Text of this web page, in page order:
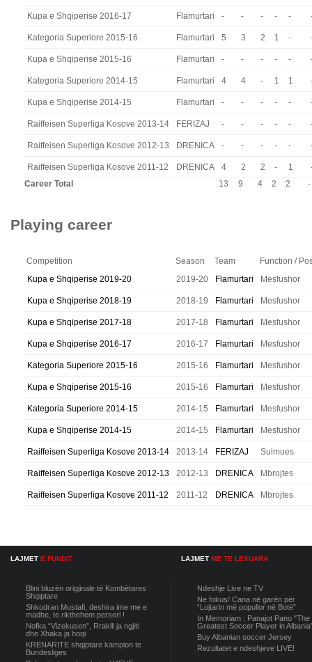
Kupa e Shqiperise 2016-17 Flamurtari - - - - -
Kategoria Superiore 2015-16 Flamurtari 5 3 2 1 -
Kupa e Shqiperise 2015-16 Flamurtari - - - - -
Kategoria Superiore 2014-15 Flamurtari 4 4 - 1 1
Kupa e Shqiperise 2014-15 Flamurtari - - - - -
Raiffeisen Superliga Kosove 2013-14 FERIZAJ - - - - -
Raiffeisen Superliga Kosove 2012-13 DRENICA - - - - -
Raiffeisen Superliga Kosove 2011-12 DRENICA 4 2 2 - 1
Career Total
13 9 4 2 2 -
Playing career
Competition Season Team
Function /
Kupa e Shqiperise 2019-20
2019-20 Flamurtari Mesfushor
Kupa e Shqiperise 2018-19 2018-19 Flamurtari Mesfushor
Kupa e Shqiperise 2017-18 2017-18 Flamurtari Mesfushor
Kupa e Shqiperise 2016-17 2016-17 Flamurtari Mesfushor
Kategoria Superiore 2015-16 2015-16 Flamurtari Mesfushor
Kupa e Shqiperise 2015-16 2015-16 Flamurtari Mesfushor
Kategoria Superiore 2014-15 2014-15 Flamurtari Mesfushor
Kupa e Shqiperise 2014-15 2014-15 Flamurtari Mesfushor
Raiffeisen Superliga Kosove 2013-14 2013-14 FERIZAJ Sulmues
Raiffeisen Superliga Kosove 2012-13 2012-13 DRENICA Mbrojtes
Raiffeisen Superliga Kosove 2011-12 2011-12 DRENICA Mbrojtes
LAJMET E FUNDIT
Blini bluzën origjinale të Kombëtares
Shqiptare
Shkodran Mustafi, deshira ime me e
madhe, te rikthehem perseri !
Nofka “Vizekusen”, Rraklli ja ngjiti
dhe Xhaka ja hoqi
KRENARITE shqiptare kampion te
Bundesliges
LAJMET ME TE LEXUARA
Ndeshje Live ne TV
Ne fokus/ Cana në garën për
“Lojtarin më popullor në Botë”
In Memoriam : Panajot Pano "The
Greatest Soccer Player in
Buy Albanian soccer Jersey
Rezultatet e ndeshjeve LIVE!